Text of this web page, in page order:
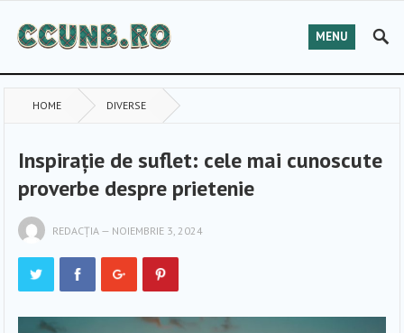
MENU
HOME DIVERSE
Inspirație de suflet: cele mai cunoscute
proverbe despre prietenie
REDACȚIA — NOIEMBRIE 3, 2024